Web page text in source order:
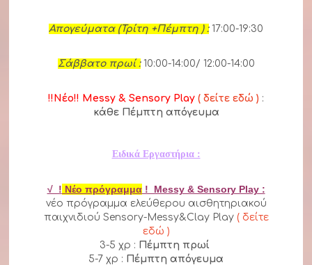
Απογεύματα (Τρίτη +Πέμπτη ) :17:00-19:30
Σάββατο πρωί : 10:00-14:00/ 12:00-14:00
!!Νέο!! Messy & Sensory Play ( δείτε εδώ ) :
κάθε Πέμπτη απόγευμα
Ειδικά Εργαστήρια :
√ ! Νέο πρόγραμμα! Messy & Sensory Play :
νέο πρόγραμμα ελεύθερου αισθητηριακού
παιχνιδιού Sensory-Messy&Clay Play ( δείτε
εδώ )
3-5 χρ : Πέμπτη πρωί
5-7 χρ : Πέμπτη απόγευμα